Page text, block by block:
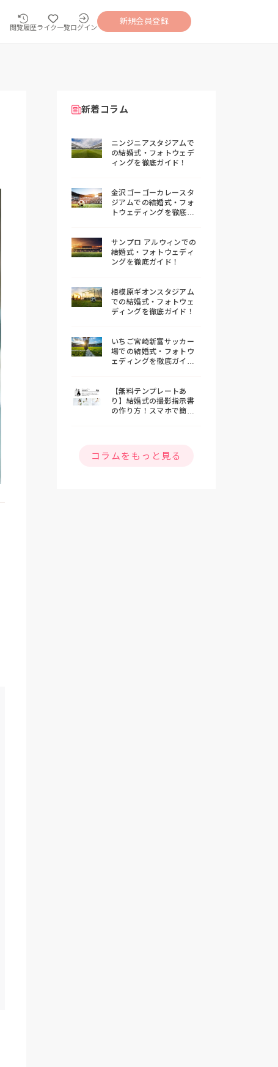
閲覧履歴ライク一覧ログイン
新規会員登録
新着コラム
ニンジニアスタジアムで
の結婚式・フォトウェデ
ィングを徹底ガイド！
金沢ゴーゴーカレースタ
ジアムでの結婚式・フォ
トウェディングを徹底ガ
サンプロ アルウィンでの
結婚式・フォトウェディ
ングを徹底ガイド！
相模原ギオンスタジアム
での結婚式・フォトウェ
ディングを徹底ガイド！
いちご宮崎新富サッカー
場での結婚式・フォトウ
ェディングを徹底ガイ
【無料テンプレートあ
り】結婚式の撮影指示書
の作り方！スマホで簡単
コラムをもっと見る